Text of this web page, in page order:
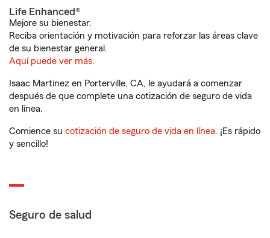
Life Enhanced®
Mejore su bienestar.
Reciba orientación y motivación para reforzar las áreas clave
de su bienestar general.
Aquí puede ver más.
Isaac Martinez en Porterville, CA, le ayudará a comenzar
después de que complete una cotización de seguro de vida
en línea.
Comience su cotización de seguro de vida en línea. ¡Es rápido
y sencillo!
Seguro de salud